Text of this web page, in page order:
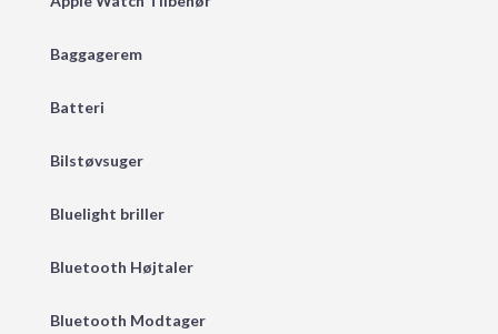
Baggagerem
Batteri
Bilstøvsuger
Bluelight briller
Bluetooth Højtaler
Bluetooth Modtager